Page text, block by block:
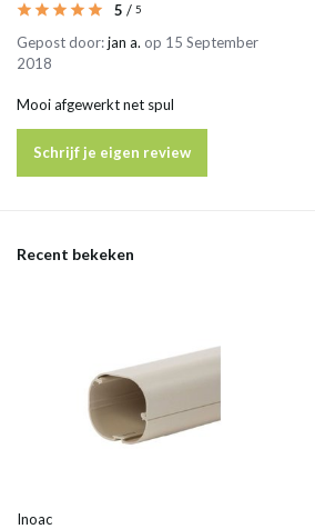
5 / 5
Gepost door:jan a. op 15 September
2018
Mooi afgewerkt net spul
Schrijf je eigen review
Recent bekeken
Inoac